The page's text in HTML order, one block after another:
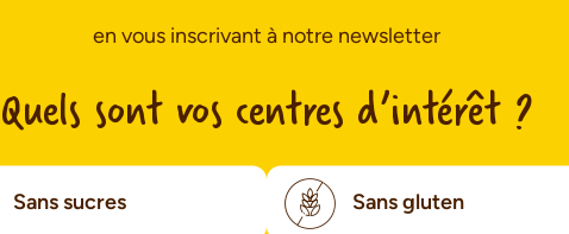
en vous inscrivant à notre newsletter
Quels sont vos centres d’intérêt ?
Sans sucres Sans gluten